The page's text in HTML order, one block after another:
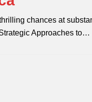
chances at
Approaches to…